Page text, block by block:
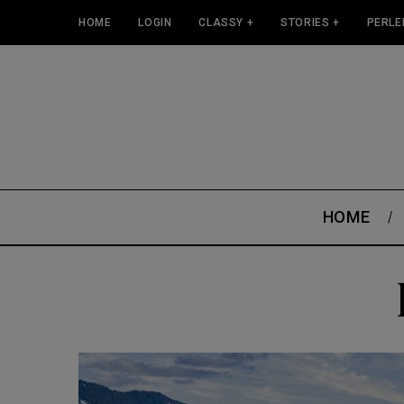
HOME LOGIN CLASSY + STORIES +
HOME